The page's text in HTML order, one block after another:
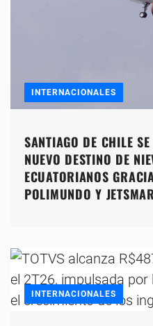
INTERNACIONALES
SANTIAGO DE CHILE
NUEVO DESTINO DE
ECUATORIANOS
POLIMUNDO Y
INTERNACIONALES